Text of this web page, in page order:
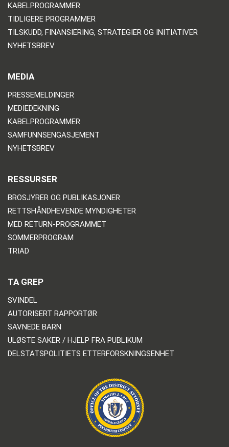
KABELPROGRAMMER
TIDLIGERE PROGRAMMER
TILSKUDD, FINANSIERING, STRATEGIER OG INITIATIVER
NYHETSBREV
MEDIA
PRESSEMELDINGER
MEDIEDEKNING
KABELPROGRAMMER
SAMFUNNSENGASJEMENT
NYHETSBREV
RESSURSER
BROSJYRER OG PUBLIKASJONER
RETTSHÅNDHEVENDE MYNDIGHETER
MED RETURN-PROGRAMMET
SOMMERPROGRAM
TRIAD
TA GREP
SVINDEL
AUTORISERT RAPPORTØR
SAVNEDE BARN
ULØSTE SAKER / HJELP FRA PUBLIKUM
DELSTATSPOLITIETS ETTERFORSKNINGSENHET